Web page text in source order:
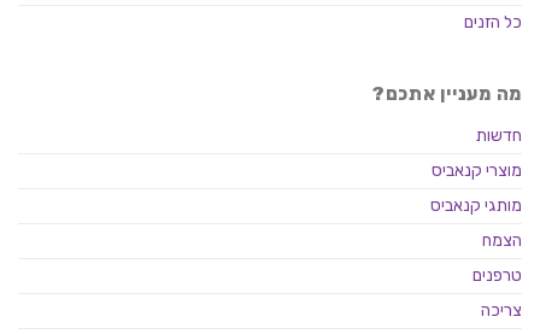
כל הזנים
מה מעניין אתכם?
חדשות
מוצרי קנאביס
מותגי קנאביס
הצמח
טרפנים
צריכה